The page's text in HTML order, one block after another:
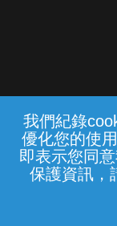
我們紀錄
優化您的使
即表示您同
保護資訊，
常見問題
中華電
(統